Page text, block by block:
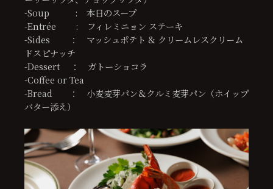
-Soup : 本日のスープ
-Entrée : フィレミニョン ステーキ
-Sides ： マッシュポテト & クリームレスクリーム
ドスピナッチ
-Dessert ： ガトーショコラ
-Coffee or Tea
-Bread ： 小麦麦芽パン＆クルミ麦芽パン（ホイップ
バター添え）